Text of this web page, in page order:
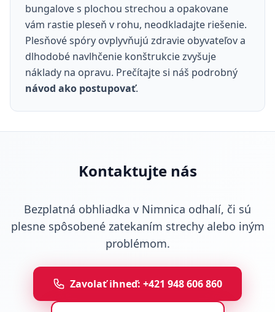
bungalove s plochou strechou a opakovane
vám rastie pleseň v rohu, neodkladajte riešenie.
Plesňové spóry ovplyvňujú zdravie obyvateľov a
dlhodobé navlhčenie konštrukcie zvyšuje
náklady na opravu. Prečítajte si náš podrobný
návod ako postupovať.
Kontaktujte nás
Bezplatná obhliadka v Nimnica odhalí, či sú
plesne spôsobené zatekaním strechy alebo iným
problémom.
Zavolať ihneď: +421 948 606 860